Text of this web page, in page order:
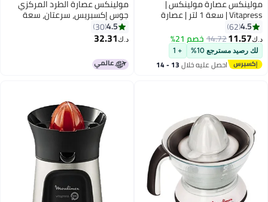
مولينكس عصارة مولينكس |
Vitapress | سعة 1 لتر | عصارة
متعددة الألوان | ضمان لمدة سنتين
| PC302B27 25 W PC302B27
أحمر/أبيض
4.5
62
د.ك‏11.57
14.72خصم 21%
لك رصيد مسترجع 10% + 1
احصل عليه خلال 13 - 14
مولينكس عصارة الطرد المركزي
جوس إكسبريس، سرعتان، سعة
W JU550D27 أبيض / أسود / صافي
4.5
30
د.ك‏32.31